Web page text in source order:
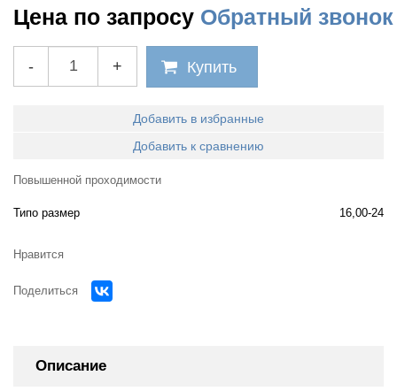
Цена по запросу Обратный звонок
- + Купить
Добавить в избранные
Добавить к сравнению
Повышенной проходимости
Типо размер 16,00-24
Нравится
Поделиться
Описание